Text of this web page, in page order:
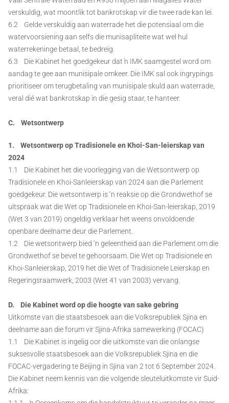
verskuldig, wat moontlik tot bankrotskap vir die twee rade kan lei.
6.2 Gelde verskuldig aan waterrade het die potensiaal om die
watervoorsiening aan selfs die munisapliteite wat wel hul
waterrekeninge betaal, te bedreig.
6.3 Die Kabinet het goedgekeur dat ŉ IMK saamgestel word om
aandag te gee aan munisipale omkeer. Die IMK sal ook ingrypings
prioritiseer om terugbetaling van munisipale skuld aan waterrade,
veral dié wat bankrotskap in die gesig staar, te hanteer.
C. Wetsontwerp
1. Wetsontwerp op Tradisionele en Khoi-San-leierskap van
2024
1.1 Die Kabinet het die voorlegging van die Wetsontwerp op
Tradisionele en Khoi-Sanleierskap van 2024 aan die Parlement
goedgekeur. Die wetsontwerp is ‘n reaksie op die Grondwethof se
uitspraak wat die Wet op Tradisionele en Khoi-San-leierskap, 2019
(Wet 3 van 2019) ongeldig verklaar het weens onvoldoende
openbare deelname deur die Parlement.
1.2 Die wetsontwerp bied ’n geleentheid aan die Parlement om die
Grondwethof se bevel te gehoorsaam. Die Wet op Tradisionele en
Khoi-Sanleierskap, 2019 het die Wet of Tradisionele Leierskap en
Regeringsraamwerk, 2003 (Wet 41 van 2003) vervang.
D. Die Kabinet word op die hoogte van sake gebring
Uitkomste van die staatsbesoek aan die Volksrepubliek Sjina en
deelname aan die forum vir Sjina-Afrika samewerking (FOCAC)
1.1 Die Kabinet is ingelig oor die uitkomste van die onlangse
suksesvolle staatsbesoek aan die Volksrepubliek Sjina en die
FOCAC-vergadering te Beijing in Sjina van 2 tot 6 September 2024.
Die Kabinet neem kennis van die volgende sleuteluitkomste vir Suid-
Afrika: